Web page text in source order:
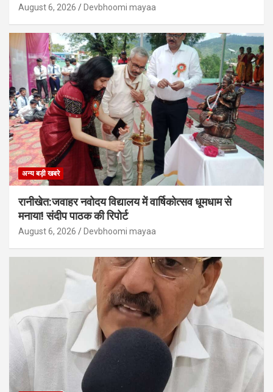
August 6, 2026 Devbhoomi mayaa
अन्य बड़ी खबरे
रानीखेत:जवाहर नवोदय विद्यालय में वार्षिकोत्सव धूमधाम से
मनाया! संदीप पाठक की रिपोर्ट
August 6, 2026 Devbhoomi mayaa